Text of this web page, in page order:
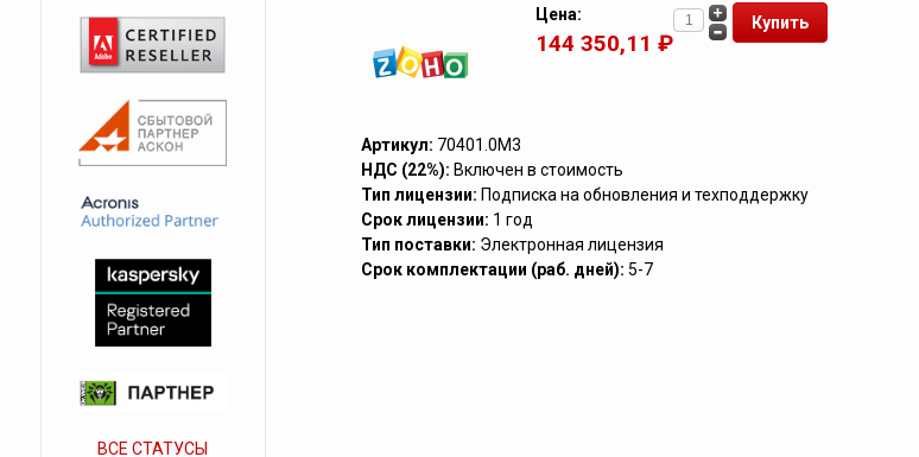
Цена:
144 350,11 ₽
Артикул: 70401.0M3
НДС (22%): Включен в стоимость
Тип лицензии: Подписка на обновления и техподдержку
Срок лицензии: 1 год
Тип поставки: Электронная лицензия
Срок комплектации (раб. дней): 5-7
ВСЕ СТАТУСЫ